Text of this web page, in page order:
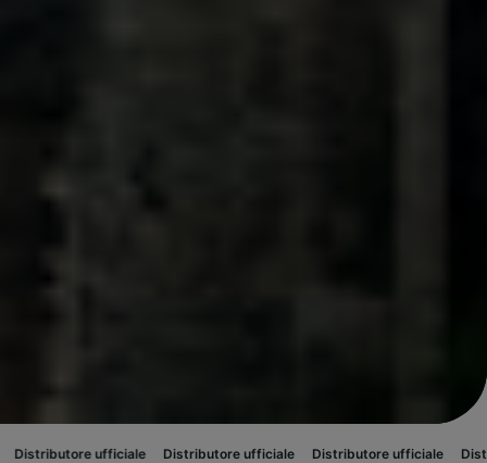
Distributore ufficiale Distributore ufficiale Distributore